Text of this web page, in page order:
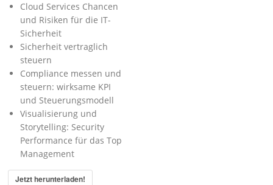
Cloud Services Chancen
und Risiken für die IT-
Sicherheit
Sicherheit vertraglich
steuern
Compliance messen und
steuern: wirksame KPI
und Steuerungsmodell
Visualisierung und
Storytelling: Security
Performance für das Top
Management
Jetzt herunterladen!